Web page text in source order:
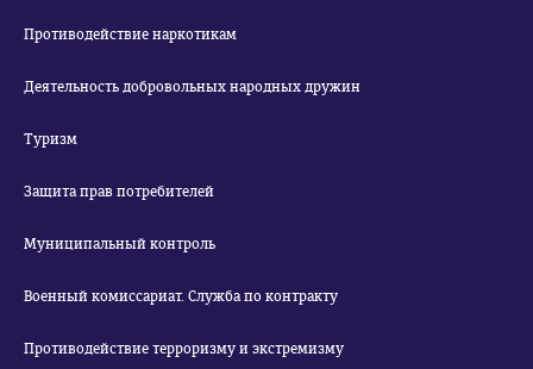
Противодействие наркотикам
Деятельность добровольных народных дружин
Туризм
Защита прав потребителей
Муниципальный контроль
Военный комиссариат. Служба по контракту
Противодействие терроризму и экстремизму